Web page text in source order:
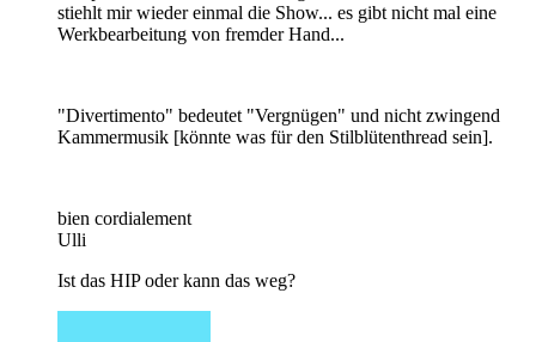
stiehlt mir wieder einmal die Show... es gibt nicht mal eine
Werkbearbeitung von fremder Hand...
"Divertimento" bedeutet "Vergnügen" und nicht zwingend
Kammermusik [könnte was für den Stilblütenthread sein].
bien cordialement
Ulli
Ist das HIP oder kann das weg?